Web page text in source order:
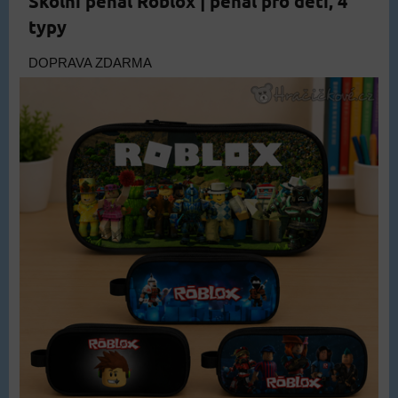
typy
DOPRAVA ZDARMA